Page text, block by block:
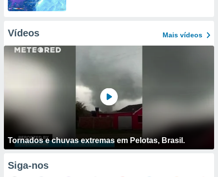
Vídeos Mais vídeos
Tornados e chuvas extremas em Pelotas, Brasil.
Siga-nos